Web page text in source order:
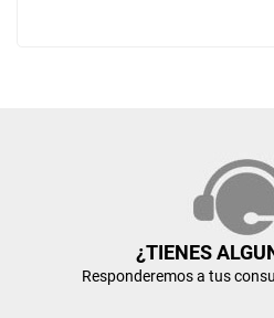
¿TIENES
Responderemos a tus